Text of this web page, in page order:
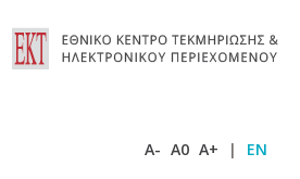
A- A0 A+ | EN